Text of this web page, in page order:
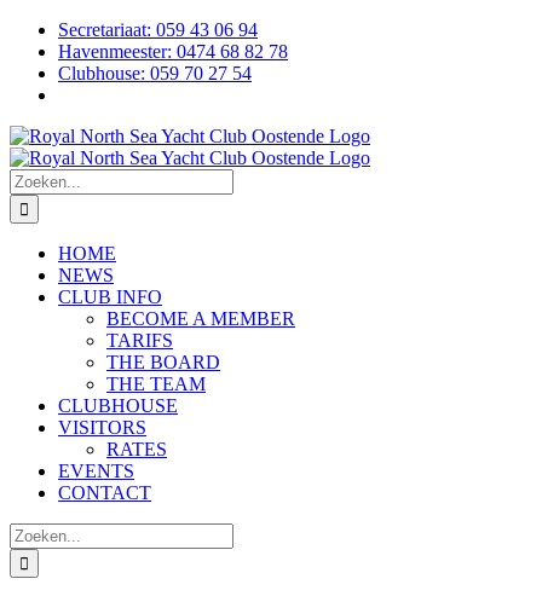
Skip
content
Secretariaat: 059 43 06 94
Havenmeester: 0474 68 82 78
Clubhouse: 059 70 27 54
Facebook
Instagram
X
Zoeken
naar:
HOME
NEWS
CLUB INFO
BECOME A MEMBER
TARIFS
THE BOARD
THE TEAM
CLUBHOUSE
VISITORS
RATES
EVENTS
CONTACT
Zoeken
naar: